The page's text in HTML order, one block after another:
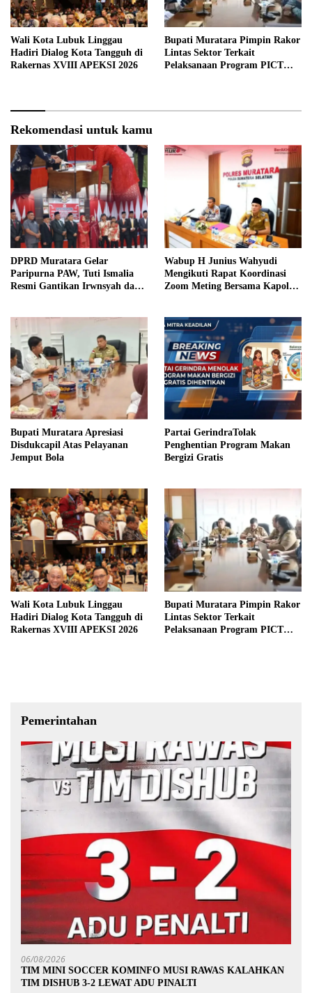
Wali Kota Lubuk Linggau
Hadiri Dialog Kota Tangguh di
Rakernas XVIII APEKSI 2026
Bupati Muratara Pimpin Rakor
Lintas Sektor Terkait
Pelaksanaan Program PICT
Rekomendasi untuk kamu
DPRD Muratara Gelar
Paripurna PAW, Tuti Ismalia
Resmi Gantikan Irwnsyah dari
Wabup H Junius Wahyudi
Mengikuti Rapat Koordinasi
Zoom Meting Bersama Kapolres
Bupati Muratara Apresiasi
Disdukcapil Atas Pelayanan
Jemput Bola
Partai GerindraTolak
Penghentian Program Makan
Bergizi Gratis
Wali Kota Lubuk Linggau
Hadiri Dialog Kota Tangguh di
Rakernas XVIII APEKSI 2026
Bupati Muratara Pimpin Rakor
Lintas Sektor Terkait
Pelaksanaan Program PICT
Pemerintahan
06/08/2026
TIM MINI SOCCER KOMINFO MUSI RAWAS KALAHKAN
TIM DISHUB 3-2 LEWAT ADU PINALTI